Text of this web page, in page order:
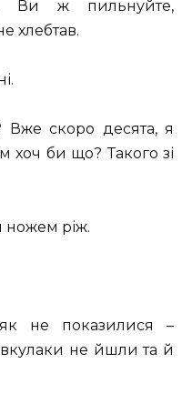
Ви ж пильнуйте,
хлебтав.
Вже скоро десята, я
хоч би що? Такого зі
ножем ріж.
не показилися –
не йшли та й